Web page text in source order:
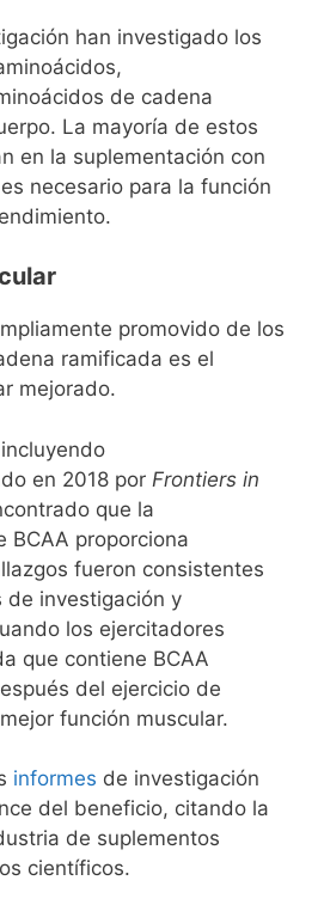
han investigado los
de cadena
La mayoría de estos
en la suplementación con
necesario para la función
promovido de los
ramificada es el
mejorado.
en 2018 por Frontiers in
que la
BCAA proporciona
fueron consistentes
de investigación y
los ejercitadores
que contiene BCAA
del ejercicio de
función muscular.
informes de investigación
del beneficio, citando la
de suplementos
científicos.